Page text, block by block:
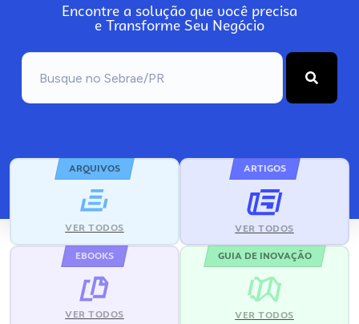
Encontre a solução que você precisa
e Transforme Seu Negócio
ARQUIVOS
VER TODOS
ARTIGOS
VER TODOS
EBOOKS
VER TODOS
GUIA DE INOVAÇÃO
VER TODOS